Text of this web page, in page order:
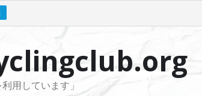
用しています」